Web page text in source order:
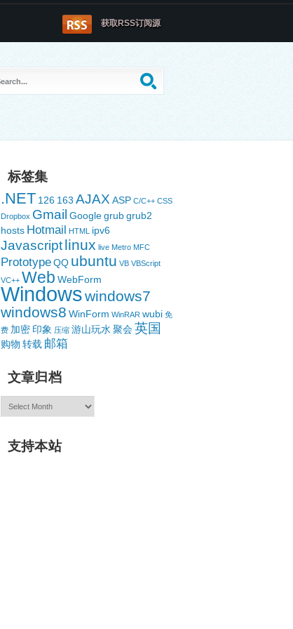
获取RSS订阅源
标签集
.NET 126 163 AJAX ASP C/C++ CSS
Dropbox Gmail Googlegrubgrub2
hosts Hotmail HTML ipv6
Javascriptlinux live Metro MFC
PrototypeQQ ubuntu VB VBScript
VC++ Web WebForm
Windowswindows7
windows8 WinForm WinRAR wubi 免
费 加密 印象 压缩 游山玩水 聚会英国
购物 转载 邮箱
文章归档
文
支持本站